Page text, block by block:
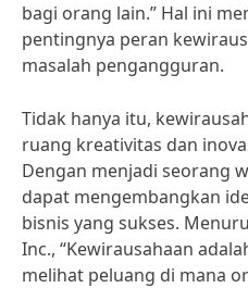
bagi orang lain.” Hal ini
pentingnya peran
masalah pengangguran.
Tidak hanya itu,
ruang kreativitas dan
Dengan menjadi seorang
dapat mengembangkan
bisnis yang sukses.
Inc., “Kewirausahaan
melihat peluang di mana